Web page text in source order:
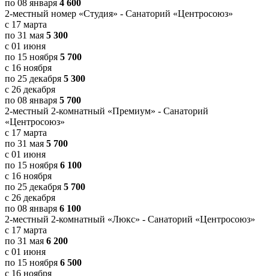
по 08 января 4 600
2-местный номер «Студия» - Санаторий «Центросоюз»
с 17 марта
по 31 мая 5 300
с 01 июня
по 15 ноября 5 700
с 16 ноября
по 25 декабря 5 300
с 26 декабря
по 08 января 5 700
2-местный 2-комнатный «Премиум» - Санаторий
«Центросоюз»
с 17 марта
по 31 мая 5 700
с 01 июня
по 15 ноября 6 100
с 16 ноября
по 25 декабря 5 700
с 26 декабря
по 08 января 6 100
2-местный 2-комнатный «Люкс» - Санаторий «Центросоюз»
с 17 марта
по 31 мая 6 200
с 01 июня
по 15 ноября 6 500
с 16 ноября